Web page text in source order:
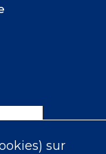
sur